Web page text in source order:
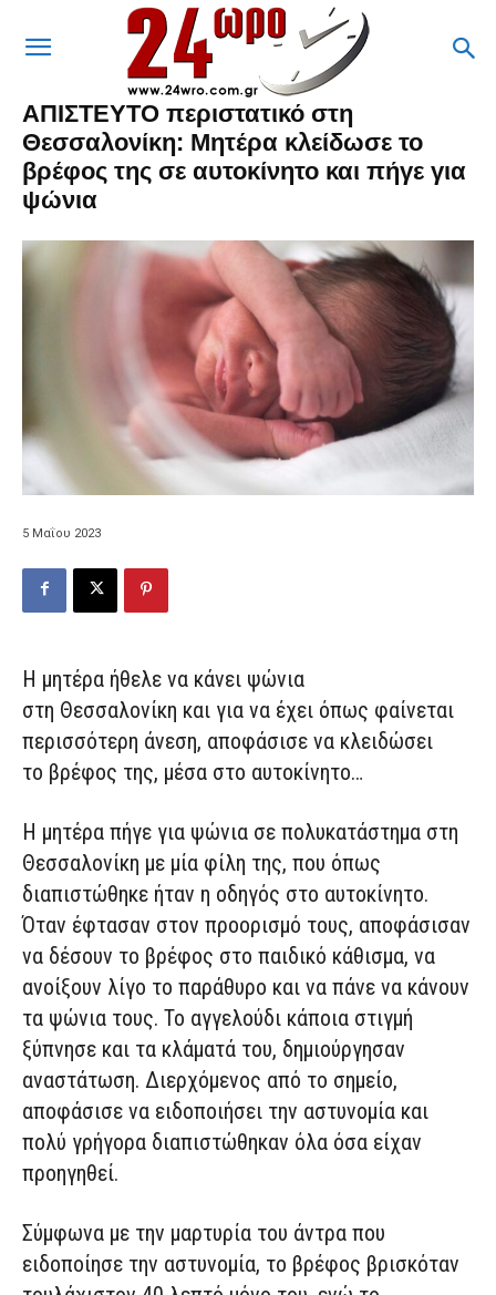
ΑΠΙΣΤΕΥΤΟ περιστατικό στη
Θεσσαλονίκη: Μητέρα κλείδωσε το
βρέφος της σε αυτοκίνητο και πήγε για
ψώνια
5 Μαΐου 2023
H μητέρα ήθελε να κάνει ψώνια
στη Θεσσαλονίκη και για να έχει όπως φαίνεται
περισσότερη άνεση, αποφάσισε να κλειδώσει
το βρέφος της, μέσα στο αυτοκίνητο…
Η μητέρα πήγε για ψώνια σε πολυκατάστημα στη
Θεσσαλονίκη με μία φίλη της, που όπως
διαπιστώθηκε ήταν η οδηγός στο αυτοκίνητο.
Όταν έφτασαν στον προορισμό τους, αποφάσισαν
να δέσουν το βρέφος στο παιδικό κάθισμα, να
ανοίξουν λίγο το παράθυρο και να πάνε να κάνουν
τα ψώνια τους. Το αγγελούδι κάποια στιγμή
ξύπνησε και τα κλάματά του, δημιούργησαν
αναστάτωση. Διερχόμενος από το σημείο,
αποφάσισε να ειδοποιήσει την αστυνομία και
πολύ γρήγορα διαπιστώθηκαν όλα όσα είχαν
προηγηθεί.
Σύμφωνα με την μαρτυρία του άντρα που
ειδοποίησε την αστυνομία, το βρέφος βρισκόταν